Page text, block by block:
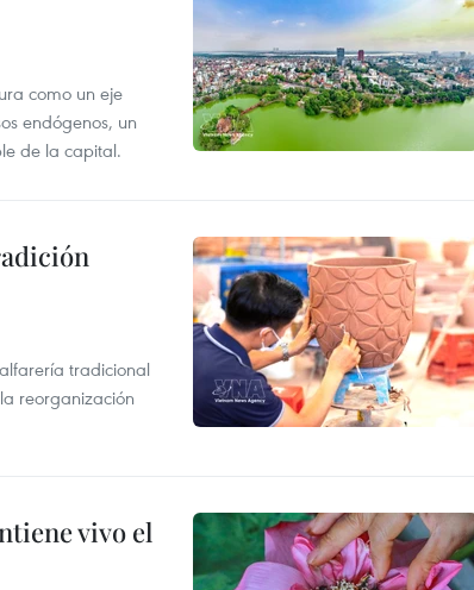
como un eje
endógenos, un
de la capital.
tradicional
reorganización
vivo el